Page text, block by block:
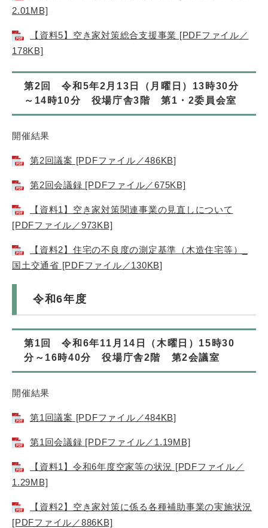
2.01MB]
【資料5】空き家対策総合支援事業 [PDFファイル／
178KB]
第2回 令和5年2月13日（月曜日）13時30分
～14時10分 役場庁舎3階 第1・2委員会室
開催結果
第2回議案 [PDFファイル／486KB]
第2回会議録 [PDFファイル／675KB]
【資料1】空き家対策関連事業の見直しについて
[PDFファイル／973KB]
【資料2】住宅の不良度の測定基準（木造住宅等）_
国土交通省 [PDFファイル／130KB]
令和6年度
第1回 令和6年11月14日（木曜日）15時30
分～16時40分 役場庁舎2階 第2会議室
開催結果
第1回議案 [PDFファイル／484KB]
第1回会議録 [PDFファイル／1.19MB]
【資料1】令和6年度空家等の状況 [PDFファイル／
1.29MB]
【資料2】空き家対策に係る各種補助事業の実施状況
[PDFファイル／886KB]